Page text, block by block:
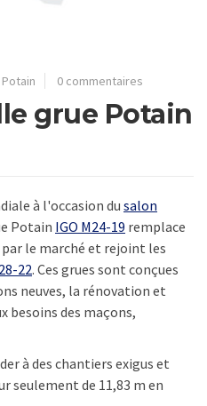
Potain 0 commentaires
grue Potain
à l'occasion du salon
Potain IGO M24-19 remplace
le marché et rejoint les
22. Ces grues sont conçues
neuves, la rénovation et
besoins des maçons,
à des chantiers exigus et
seulement de 11,83 m en